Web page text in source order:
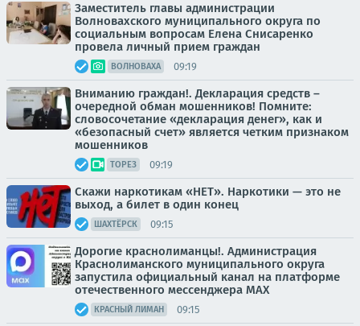
Заместитель главы администрации
Волновахского муниципального округа по
социальным вопросам Елена Снисаренко
провела личный прием граждан
ВОЛНОВАХА 09:19
Вниманию граждан!. Декларация средств –
очередной обман мошенников! Помните:
словосочетание «декларация денег», как и
«безопасный счет» является четким признаком
мошенников
ТОРЕЗ 09:19
Скажи наркотикам «НЕТ». Наркотики — это не
выход, а билет в один конец
ШАХТЁРСК 09:15
Дорогие краснолиманцы!. Администрация
Краснолиманского муниципального округа
запустила официальный канал на платформе
отечественного мессенджера МАХ
КРАСНЫЙ ЛИМАН 09:15